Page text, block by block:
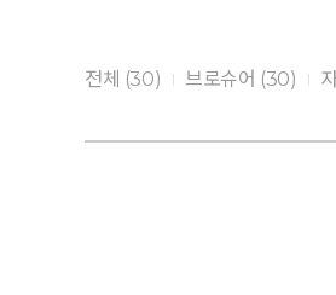
전체 (30) | 브로슈어 (30) |